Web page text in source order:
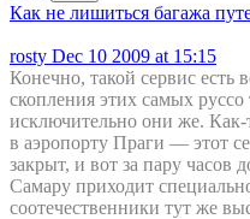
Как не лишиться багажа
rosty Dec 10 2009 at 15:15
Конечно, такой сервис есть
скопления этих самых
исключительно они же.
в аэропорту Праги — этот
закрыт, и вот за пару часов
Самару приходит
соотечественники тут же